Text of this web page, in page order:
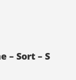
– Sort – S